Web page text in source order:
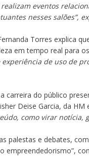
eventos
nesses salões”,
Torres explica
em tempo real para
de uso de
carreira do público
Deise Garcia, da HM
como virar notícia,
palestas e debates,
empreendedorismo”,